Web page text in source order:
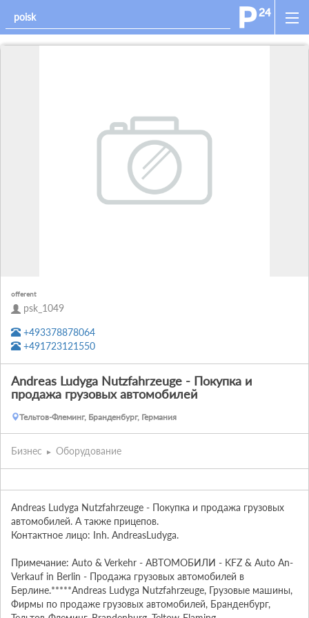
offerent
psk_1049
+493378878064
+491723121550
Andreas Ludyga Nutzfahrzeuge - Покупка и
продажа грузовых автомобилей
Тельтов-Флеминг, Бранденбург, Германия
Бизнес Оборудование
Andreas Ludyga Nutzfahrzeuge - Покупка и продажа грузовых
автомобилей. А также прицепов.
Контактное лицо: Inh. AndreasLudyga.
Примечание: Auto & Verkehr - АВТОМОБИЛИ - KFZ & Auto An-
Verkauf in Berlin - Продажа грузовых автомобилей в
Берлине.*****Andreas Ludyga Nutzfahrzeuge, Грузовые машины,
Фирмы по продаже грузовых автомобилей, Бранденбург,